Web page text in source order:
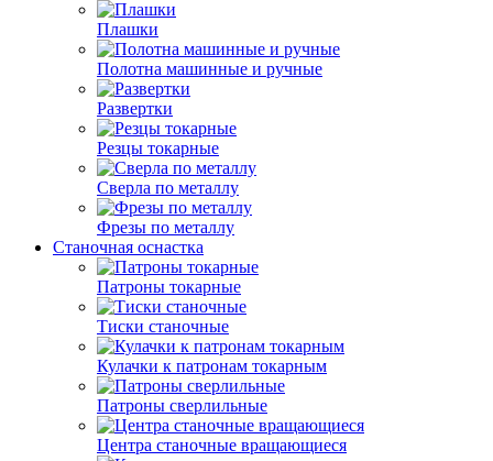
Плашки
Полотна машинные и ручные
Развертки
Резцы токарные
Сверла по металлу
Фрезы по металлу
Станочная оснастка
Патроны токарные
Тиски станочные
Кулачки к патронам токарным
Патроны сверлильные
Центра станочные вращающиеся